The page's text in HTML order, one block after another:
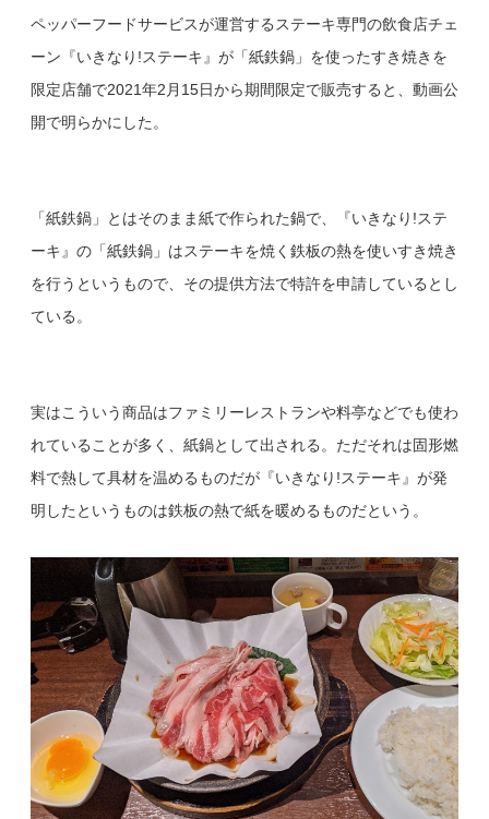
ペッパーフードサービスが運営するステーキ専門の飲食店チェ
ーン『いきなり !ステーキ』が「紙鉄鍋」を使ったすき焼きを
限定店舗で2021年2月 15日から期間限定で販売すると、動画公
開で明らかにした。
「紙鉄鍋」とはそのまま紙で作られた鍋で、『いきなり !ステ
ーキ』の「紙鉄鍋」はステーキを焼く鉄板の熱を使いすき焼き
を行うというもので、その提供方法で特許を申請しているとし
ている。
実はこういう商品はファミリーレストランや料亭などでも使わ
れていることが多く、紙鍋として出される。ただそれは固形燃
料で熱して具材を温めるものだが『いきなり !ステーキ』が発
明したというものは鉄板の熱で紙を暖めるものだという。